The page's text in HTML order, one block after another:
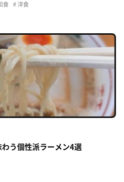
食 洋食
う個性派ラーメン4選